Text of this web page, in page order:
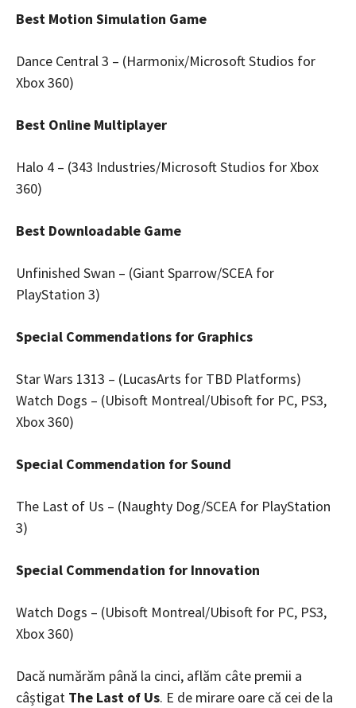
Best Motion Simulation Game
Dance Central 3 – (Harmonix/Microsoft Studios for
Xbox 360)
Best Online Multiplayer
Halo 4 – (343 Industries/Microsoft Studios for Xbox
360)
Best Downloadable Game
Unfinished Swan – (Giant Sparrow/SCEA for
PlayStation 3)
Special Commendations for Graphics
Star Wars 1313 – (LucasArts for TBD Platforms)
Watch Dogs – (Ubisoft Montreal/Ubisoft for PC, PS3,
Xbox 360)
Special Commendation for Sound
The Last of Us – (Naughty Dog/SCEA for PlayStation
3)
Special Commendation for Innovation
Watch Dogs – (Ubisoft Montreal/Ubisoft for PC, PS3,
Xbox 360)
Dacă numărăm până la cinci, aflăm câte premii a
câștigat The Last of Us. E de mirare oare că cei de la